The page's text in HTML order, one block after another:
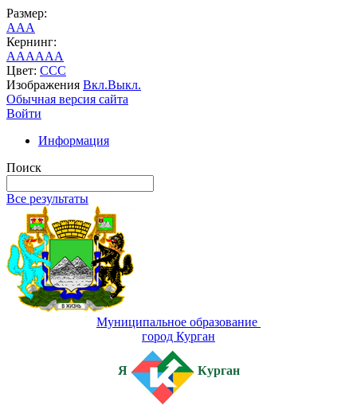
Размер:
AAA
Кернинг:
AAAAAA
Цвет: CCC
Изображения Вкл.Выкл.
Обычная версия сайта
Войти
Информация
Поиск
Все результаты
Муниципальное образование
город Курган
Я Курган